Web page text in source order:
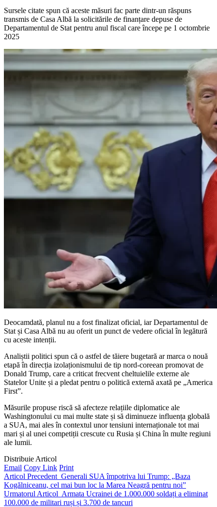
Sursele citate spun că aceste măsuri fac parte dintr-un răspuns
transmis de Casa Albă la solicitările de finanțare depuse de
Departamentul de Stat pentru anul fiscal care începe pe 1 octombrie
2025
Deocamdată, planul nu a fost finalizat oficial, iar Departamentul de
Stat și Casa Albă nu au oferit un punct de vedere oficial în legătură
cu aceste intenții.
Analiștii politici spun că o astfel de tăiere bugetară ar marca o nouă
etapă în direcția izolaționismului de tip nord-coreean promovat de
Donald Trump, care a criticat frecvent cheltuielile externe ale
Statelor Unite și a pledat pentru o politică externă axată pe „America
First”.
Măsurile propuse riscă să afecteze relațiile diplomatice ale
Washingtonului cu mai multe state și să diminueze influența globală
a SUA, mai ales în contextul unor tensiuni internaționale tot mai
mari și al unei competiții crescute cu Rusia și China în multe regiuni
ale lumii.
Distribuie Articol
Email Copy Link Print
Articol Precedent Generali SUA împotriva lui Trump: „Baza
Kogălniceanu, cel mai bun loc la Marea Neagră pentru noi”
Urmatorul Articol Armata Ucrainei de 1.000.000 soldați a eliminat
100.000 de militari ruși și 3.700 de tancuri